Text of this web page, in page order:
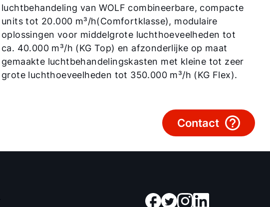
luchtbehandeling van WOLF combineerbare, compacte
units tot 20.000 m³/h(Comfortklasse), modulaire
oplossingen voor middelgrote luchthoeveelheden tot
ca. 40.000 m³/h (KG Top) en afzonderlijke op maat
gemaakte luchtbehandelingskasten met kleine tot zeer
grote luchthoeveelheden tot 350.000 m³/h (KG Flex).
Contactformulier
Mail de WOLF Service
Adresgegevens
Ook interessant?Contact